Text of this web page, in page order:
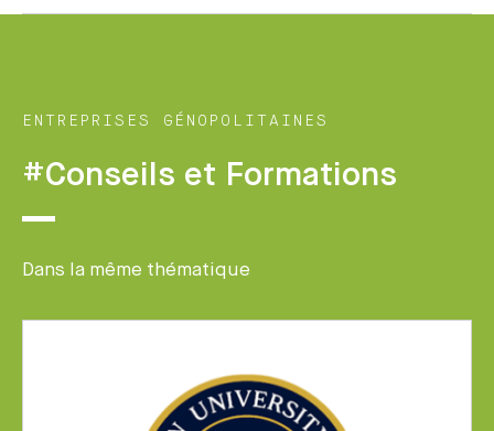
ENTREPRISES GÉNOPOLITAINES
#Conseils et Formations
Dans la même thématique